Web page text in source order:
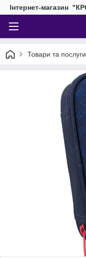
Інтернет-магазин
Товари та послуги